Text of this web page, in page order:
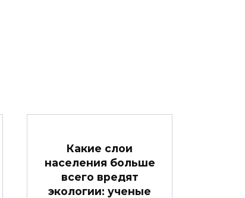
Какие слои
населения больше
всего вредят
экологии: ученые